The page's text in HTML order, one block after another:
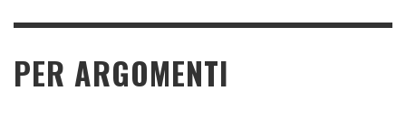
PER ARGOMENTI